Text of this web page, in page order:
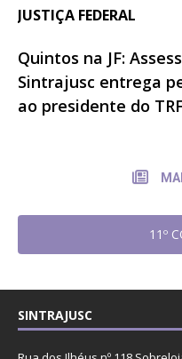
JUSTIÇA FEDERAL
Quintos na JF:
Sintrajusc entrega
ao presidente do
11º
SINTRAJUSC